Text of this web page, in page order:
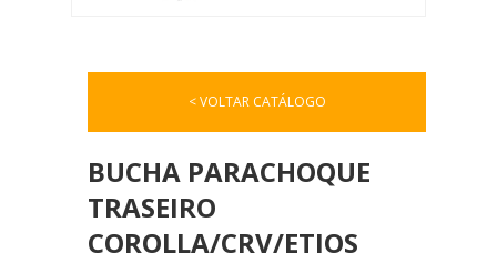
< VOLTAR CATÁLOGO
BUCHA PARACHOQUE
TRASEIRO
COROLLA/CRV/ETIOS